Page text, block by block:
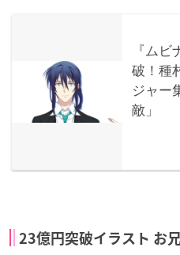
23億円突破イラスト お